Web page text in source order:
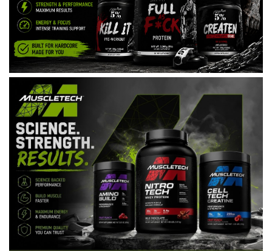
Under Armour
Universal
Vitargo
Weider
Zenana